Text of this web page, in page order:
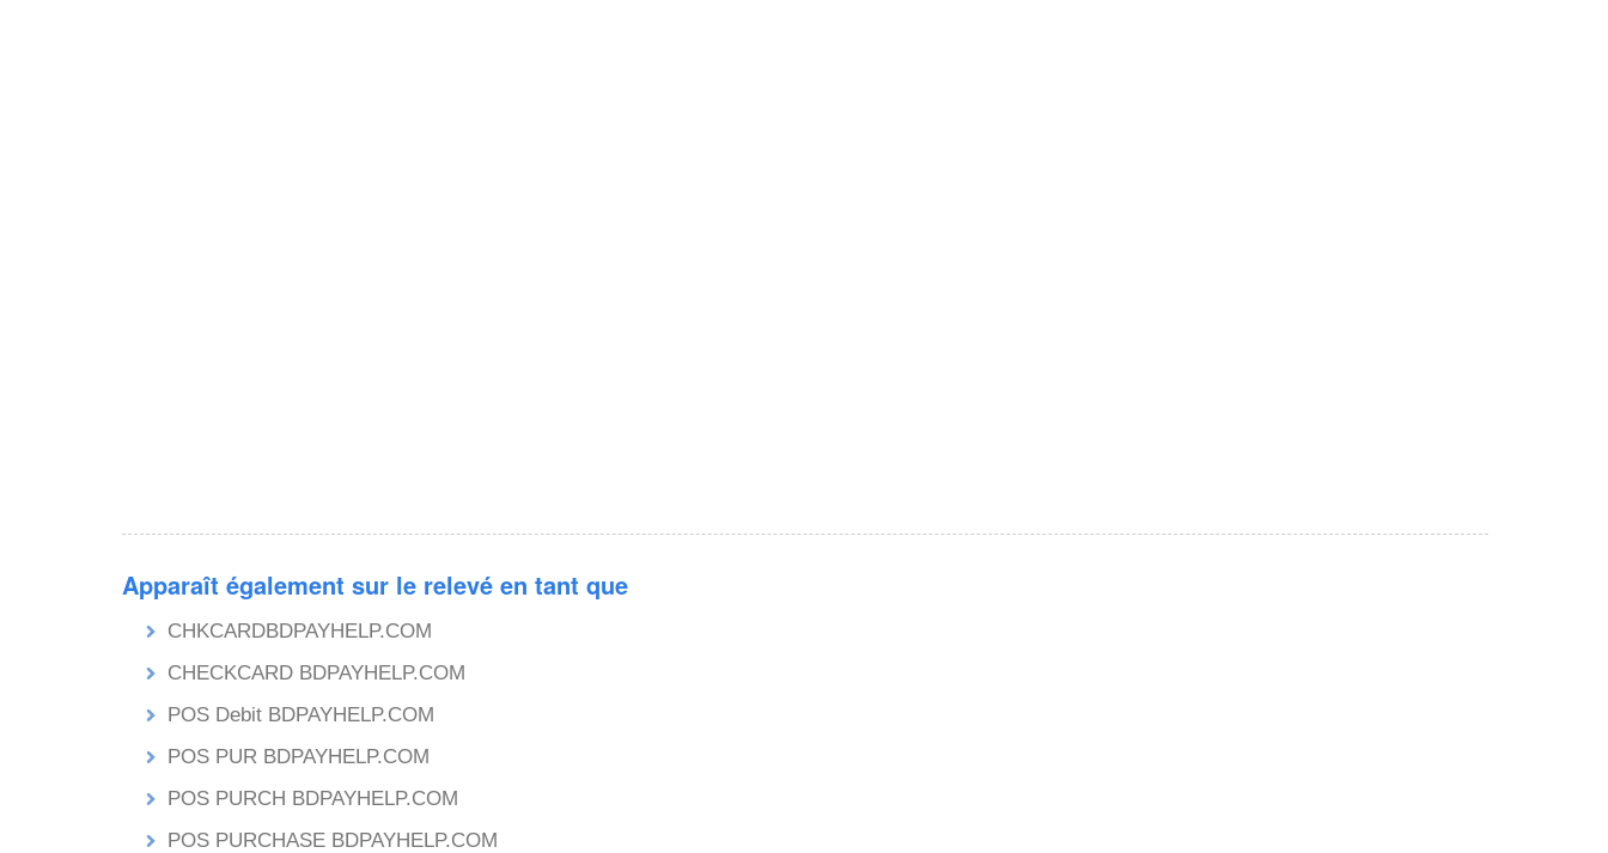
Apparaît également sur le relevé en tant que
CHKCARDBDPAYHELP.COM
CHECKCARD BDPAYHELP.COM
POS Debit BDPAYHELP.COM
POS PUR BDPAYHELP.COM
POS PURCH BDPAYHELP.COM
POS PURCHASE BDPAYHELP.COM